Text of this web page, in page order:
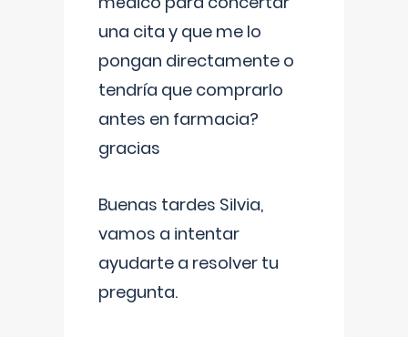
una cita y que me lo
pongan directamente o
tendría que comprarlo
antes en farmacia?
gracias
Buenas tardes Silvia,
vamos a intentar
ayudarte a resolver tu
pregunta.